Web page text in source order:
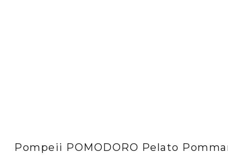
Pompeii POMODORO Pelato